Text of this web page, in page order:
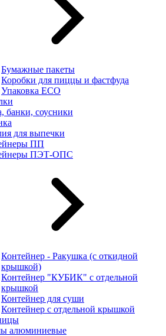
Бумажные пакеты
Коробки для пиццы и фастфуда
Упаковка ECO
банки, соусники
для выпечки
ПП
ПЭТ-ОПС
Контейнер - Ракушка (с откидной
крышкой)
Контейнер "КУБИК" с отдельной
крышкой
Контейнер для суши
Контейнер с отдельной крышкой
алюминиевые